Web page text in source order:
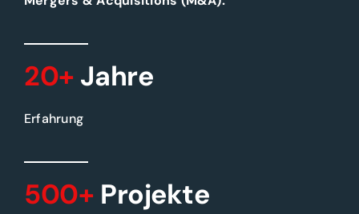
20+ Jahre
Erfahrung
500+ Projekte